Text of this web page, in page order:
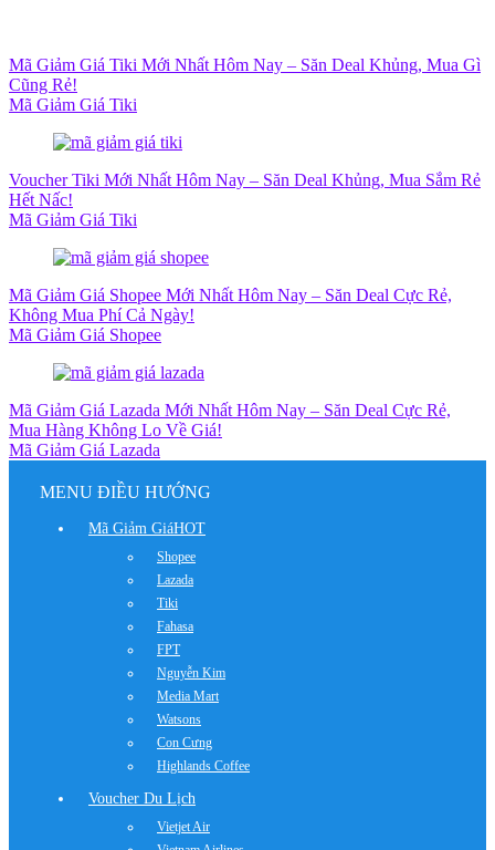
Mã Giảm Giá Tiki Mới Nhất Hôm Nay – Săn Deal Khủng, Mua Gì
Cũng Rẻ!
Mã Giảm Giá Tiki
Voucher Tiki Mới Nhất Hôm Nay – Săn Deal Khủng, Mua Sắm Rẻ
Hết Nấc!
Mã Giảm Giá Tiki
Mã Giảm Giá Shopee Mới Nhất Hôm Nay – Săn Deal Cực Rẻ,
Không Mua Phí Cả Ngày!
Mã Giảm Giá Shopee
Mã Giảm Giá Lazada Mới Nhất Hôm Nay – Săn Deal Cực Rẻ,
Mua Hàng Không Lo Về Giá!
Mã Giảm Giá Lazada
MENU ĐIỀU HƯỚNG
Mã Giảm GiáHOT
Shopee
Lazada
Tiki
Fahasa
FPT
Nguyễn Kim
Media Mart
Watsons
Con Cưng
Highlands Coffee
Voucher Du Lịch
Vietjet Air